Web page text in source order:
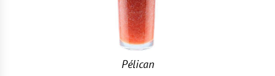
Pélican